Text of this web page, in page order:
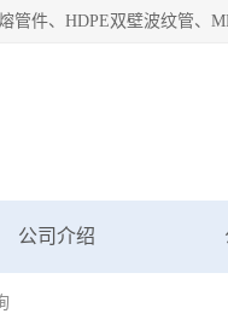
公司介绍